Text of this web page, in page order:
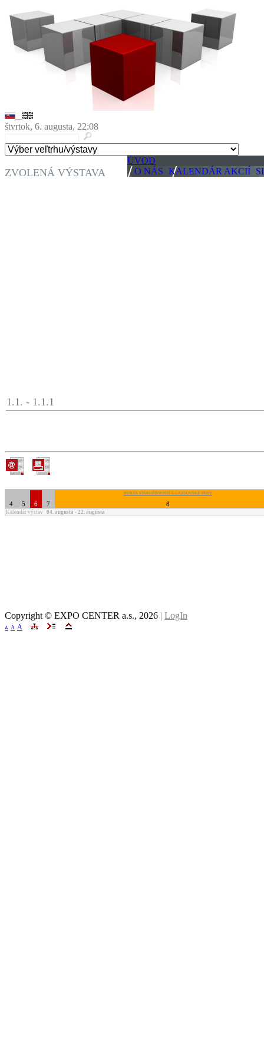
štvrtok, 6. augusta, 22:08
ÚVOD
O NÁS KALENDÁR AKCIÍ
ZVOLENÁ VÝSTAVA
1.1. - 1.1.1
4 5 6 7
BURZA STAROŽITNOSTÍ A GAZDOVSKÉ TRHY
8
Kalendár výstav 04. augusta - 22. augusta
Copyright © EXPO CENTER a.s., 2026 | LogIn
A A A